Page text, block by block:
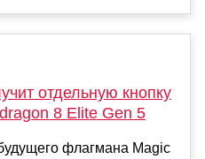
отдельную кнопку
8 Elite Gen 5
флагмана Magic